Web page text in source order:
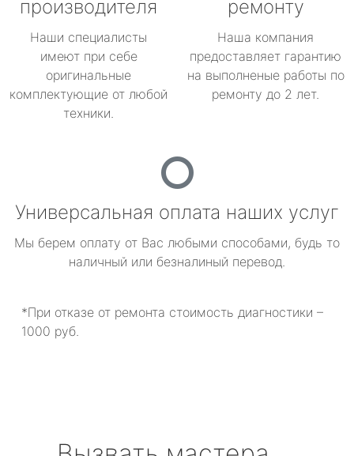
производителя
Наши специалисты
имеют при себе
оригинальные
комплектующие от любой
техники.
ремонту
Наша компания
предоставляет гарантию
на выполненые работы по
ремонту до 2 лет.
Универсальная оплата наших услуг
Мы берем оплату от Вас любыми способами, будь то
наличный или безналиный перевод.
*При отказе от ремонта стоимость диагностики –
1000 руб.